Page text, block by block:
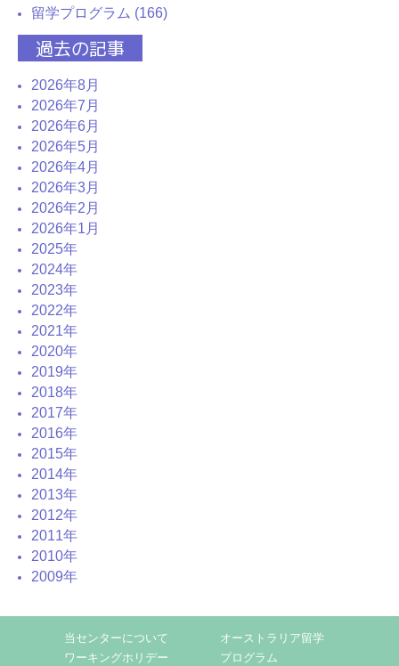
留学プログラム (166)
過去の記事
2026年8月
2026年7月
2026年6月
2026年5月
2026年4月
2026年3月
2026年2月
2026年1月
2025年
2024年
2023年
2022年
2021年
2020年
2019年
2018年
2017年
2016年
2015年
2014年
2013年
2012年
2011年
2010年
2009年
当センターについて
ワーキングホリデー
オーストラリア留学
プログラム